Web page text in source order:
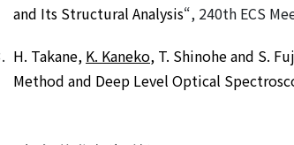
and Its Structural Analysis“, 240th ECS
H. Takane, K. Kaneko, T. Shinohe and S.
Method and Deep Level Optical